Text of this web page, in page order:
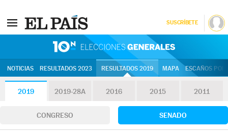
SUSCRÍBETE
NOTICIAS RESULTADOS 2023 RESULTADOS 2019 MAPA ESCAÑOS
2019 2019-28A 2016 2015 2011
CONGRESO SENADO